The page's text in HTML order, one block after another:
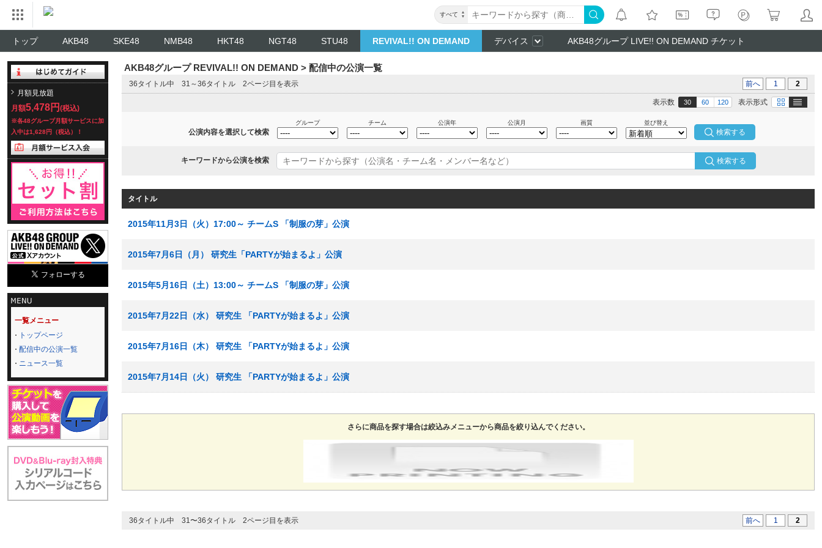
すべて
トップ AKB48 SKE48 NMB48 HKT48 NGT48 STU48 REVIVAL!! ON DEMAND デバイス AKB48グループ LIVE!! ON DEMAND チケット
月額見放題
月額5,478円 (税込)
※各48グループ月額サービスに加
入中は1,628円（税込）！
一覧メニュー
トップページ
配信中の公演一覧
ニュース一覧
AKB48グループ REVIVAL!! ON DEMAND > 配信中の公演一覧
36タイトル中 31～36タイトル 2ページ目を表示 前へ 1 2
表示形式 画像
表示数 30 60 120
公演内容を選択して検索
グループ チーム 公演年 公演月 画質 並び替え
キーワードから公演を検索 検索する
タイトル
2015年11月3日（火）17:00～ チームS 「制服の芽」公演
2015年7月6日（月） 研究生「PARTYが始まるよ」公演
2015年5月16日（土）13:00～ チームS 「制服の芽」公演
2015年7月22日（水） 研究生 「PARTYが始まるよ」公演
2015年7月16日（木） 研究生 「PARTYが始まるよ」公演
2015年7月14日（火） 研究生 「PARTYが始まるよ」公演
さらに商品を探す場合は絞込みメニューから商品を絞り込んでください。
36タイトル中 31〜36タイトル 2ページ目を表示 前へ 1 2